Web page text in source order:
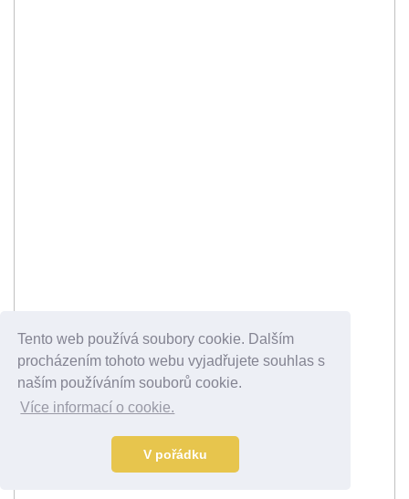
Tento web používá soubory cookie. Dalším
procházením tohoto webu vyjadřujete souhlas s
naším používáním souborů cookie.
Více informací o cookie.
V pořádku